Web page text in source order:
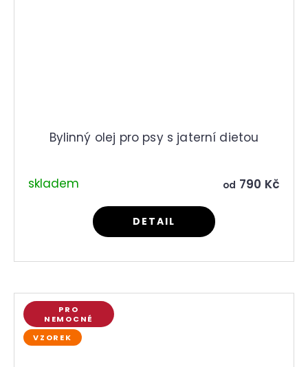
Bylinný olej pro psy s jaterní dietou
skladem od 790 Kč
DETAIL
PRO
NEMOCNÉ
VZOREK